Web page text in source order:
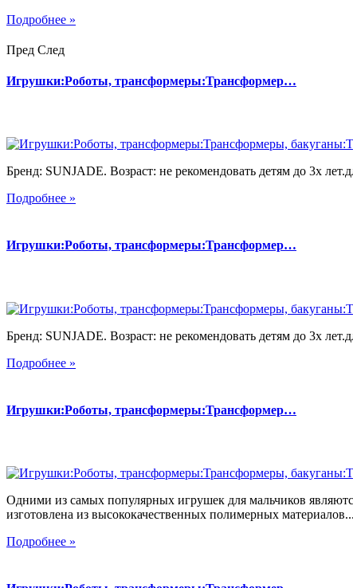
Подробнее »
Пред След
Игрушки:Роботы, трансформеры:Трансформер…
Бренд: SUNJADE. Возраст: не рекомендовать детям до 3х
Подробнее »
Игрушки:Роботы, трансформеры:Трансформер…
Бренд: SUNJADE. Возраст: не рекомендовать детям до 3х
Подробнее »
Игрушки:Роботы, трансформеры:Трансформер…
Одними из самых популярных игрушек для мальчиков
изготовлена из высококачественных полимерных материалов...
Подробнее »